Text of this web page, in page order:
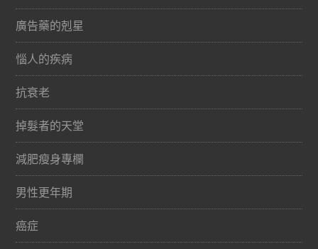
廣告藥的剋星
惱人的疾病
抗衰老
掉髮者的天堂
減肥瘦身專欄
男性更年期
癌症